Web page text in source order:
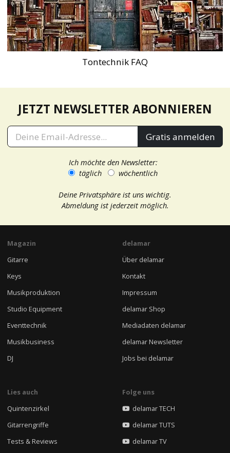
Tontechnik FAQ
JETZT NEWSLETTER ABONNIEREN
Gratis anmelden
Ich möchte den Newsletter:
täglich
wöchentlich
Deine Privatsphäre ist uns wichtig.
Abmeldung ist jederzeit möglich.
Magazin
Gitarre
Keys
Musikproduktion
Studio Equipment
Eventtechnik
Musikbusiness
DJ
delamar
Über delamar
Kontakt
Impressum
delamar Shop
Mediadaten delamar
delamar Newsletter
Jobs bei delamar
Lies auch
Quintenzirkel
Gitarrengriffe
Tests & Reviews
Folge uns
delamar TECH
delamar TUTS
delamar TV